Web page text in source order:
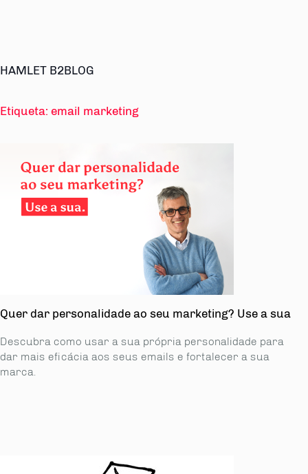
HAMLET B2BLOG
Etiqueta: email marketing
Quer dar personalidade ao seu marketing? Use a sua
Descubra como usar a sua própria personalidade para
dar mais eficácia aos seus emails e fortalecer a sua
marca.